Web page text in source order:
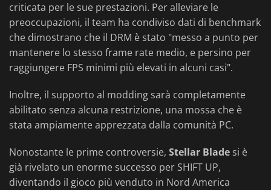
criticata per le sue prestazioni. Per alleviare le
preoccupazioni, il team ha condiviso dati di benchmark
che dimostrano che il DRM è stato "messo a punto per
mantenere lo stesso frame rate medio, e persino per
raggiungere FPS minimi più elevati in alcuni casi".
Inoltre, il supporto al modding sarà completamente
abilitato senza alcuna restrizione, una mossa che è
stata ampiamente apprezzata dalla comunità PC.
Nonostante le prime controversie, Stellar Blade si è
già rivelato un enorme successo per SHIFT UP,
diventando il gioco più venduto in Nord America